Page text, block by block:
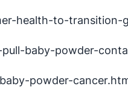
health-to-
baby-powder-
powder-